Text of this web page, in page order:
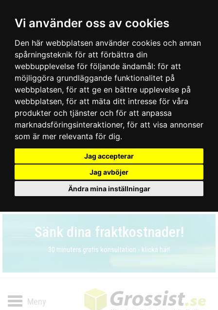
Vi använder oss av cookies
Den här webbplatsen använder cookies och annan
spårningsteknik för att förbättra din
webbupplevelse för följande ändamål: för att
möjliggöra grundläggande funktionalitet på
webbplatsen, för att ge en bättre upplevelse på
webbplatsen, för att mäta ditt intresse för våra
produkter och tjänster och för att anpassa
marknadsföringsinteraktioner, för att visa annonser
som är mer relevanta för dig.
Jag accepterar
Jag avböjer
Ändra mina inställningar
Sänk dina fraktkostnader!
30 minuters gratis konsultation - klicka här!
Toggle